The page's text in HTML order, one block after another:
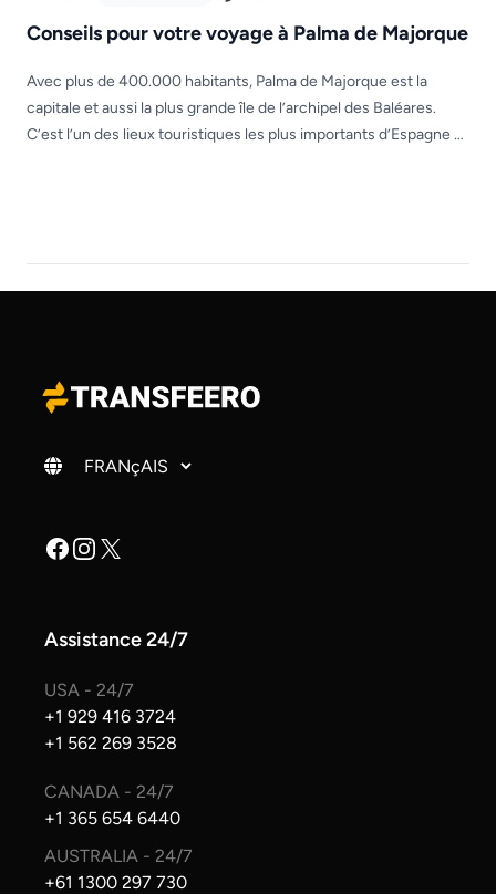
Conseils pour votre voyage à Palma de Majorque
Avec plus de 400.000 habitants, Palma de Majorque est la
capitale et aussi la plus grande île de l’archipel des Baléares.
C’est l’un des lieux touristiques les plus importants d’Espagne et
Changer de langue
Facebook
Instagram
X
Assistance 24/7
USA - 24/7
+1 929 416 3724
+1 562 269 3528
CANADA - 24/7
+1 365 654 6440
AUSTRALIA - 24/7
+61 1300 297 730